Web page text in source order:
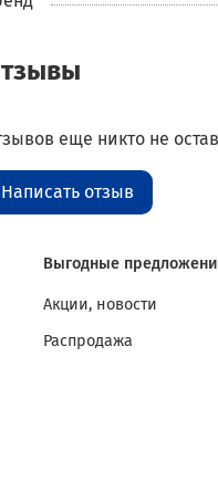
еще никто не
Написать отзыв
Выгодные
Акции, новости
Распродажа